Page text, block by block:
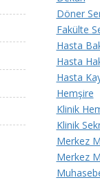
Döner
Fakülte
Hasta
Hasta
Hasta
Hemşire
Klinik
Klinik
Merkez
Merkez